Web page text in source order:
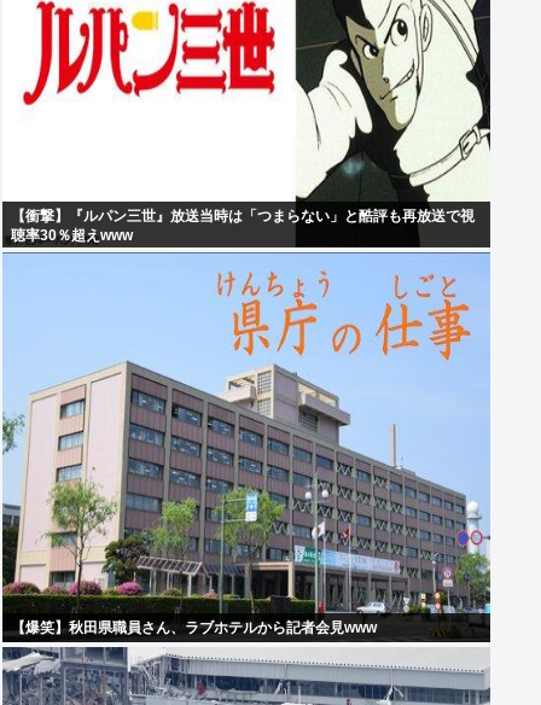
【衝撃】『ルパン三世』放送当時は「つまらない」と酷評も再放送で視
聴率30％超えwww
【爆笑】秋田県職員さん、ラブホテルから記者会見www